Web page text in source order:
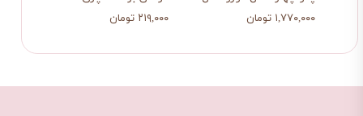
۲۱۹,۰۰۰ تومان ۱,۷۷۰,۰۰۰ تومان